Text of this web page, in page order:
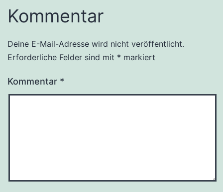
Kommentar
Deine E-Mail-Adresse wird nicht veröffentlicht.
Erforderliche Felder sind mit * markiert
Kommentar *